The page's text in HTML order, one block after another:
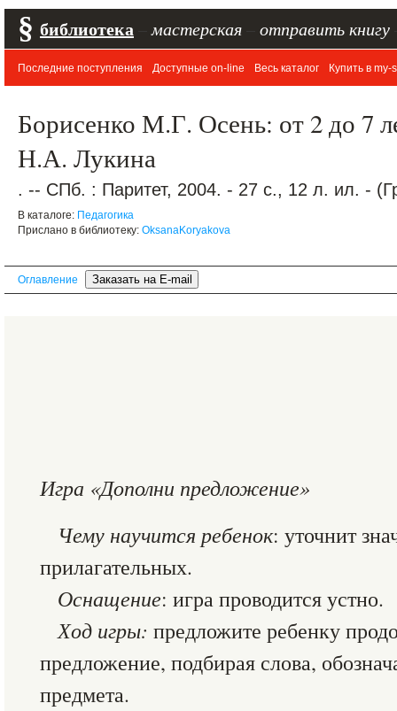
§ библиотека мастерская отправить книгу
Последние поступления Доступные on-line Весь каталог Купить в my-
Борисенко М.Г. Осень: от 2 до 7
Н.А. Лукина
. -- СПб. : Паритет, 2004. - 27 с., 12 л. ил. -
В каталоге: Педагогика
Прислано в библиотеку: OksanaKoryakova
Оглавление
Игра «Дополни предложение»
Чему научится ребенок: уточнит
прилагательных.
Оснащение: игра проводится устно.
Ход игры: предложите ребенку
предложение, подбирая слова,
предмета.